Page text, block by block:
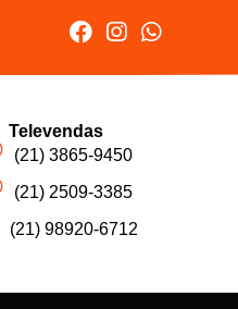
Televendas
(21) 3865-9450
(21) 2509-3385
(21) 98920-6712